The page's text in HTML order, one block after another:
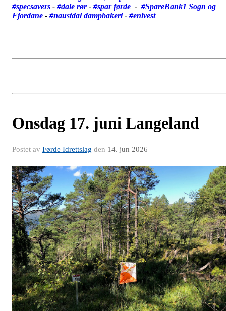
#specsavers - #dale rør- #spar førde - #SpareBank1 Sogn og
Fjordane - #naustdal dampbakeri - #enivest
Onsdag 17. juni Langeland
Postet av Førde Idrettslag den 14. jun 2026